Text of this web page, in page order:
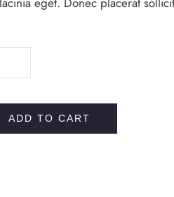
ADD TO CART